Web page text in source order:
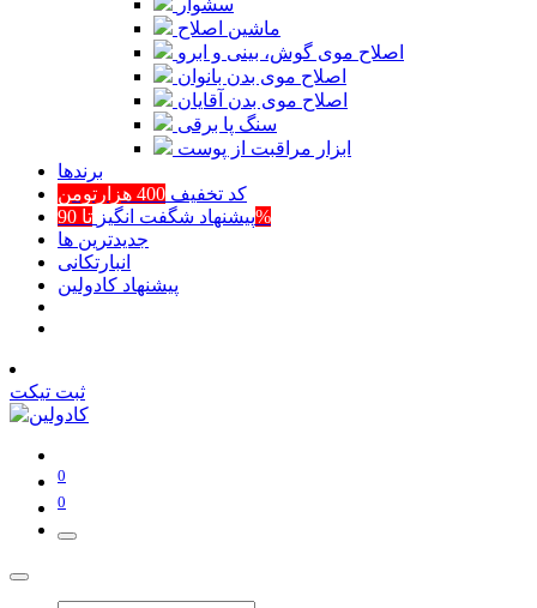
ماشین اصلاح
اصلاح موی گوش، بینی و ابرو
اصلاح موی بدن بانوان
اصلاح موی بدن آقایان
سنگ پا برقی
ابزار مراقبت از پوست
برند‌ها
کد تخفیف 400 هزارتومن
پیشنهاد شگفت انگیزتا 90%
جدیدترین ها
انبارتکانی
پیشنهاد کادولین
ثبت تیکت
0
0